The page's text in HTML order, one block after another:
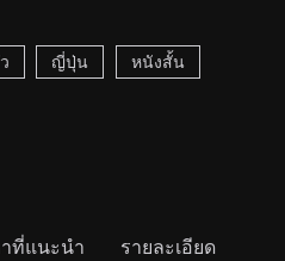
ญี่ปุ่น หนังสั้น
ที่แนะนำ รายละเอียด